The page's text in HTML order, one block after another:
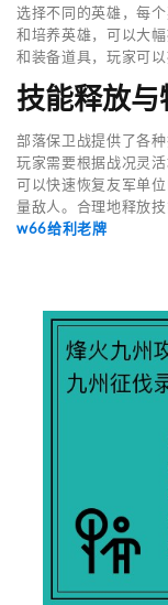
选择不同的英雄，每
和培养英雄，可以大
和装备道具，玩家可
技能释放与
部落保卫战提供了各
玩家需要根据战况灵
可以快速恢复友军单
量敌人。合理地释放
w66给利老牌